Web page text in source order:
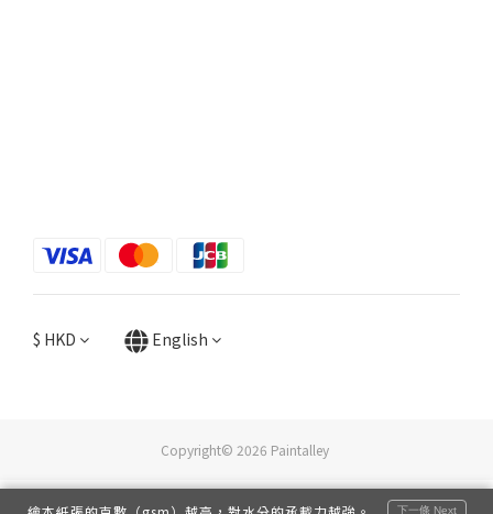
下一條 Next
$ HKD English
Copyright© 2026 Paintalley